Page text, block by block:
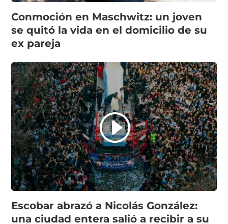
Conmoción en Maschwitz: un joven
se quitó la vida en el domicilio de su
ex pareja
Escobar abrazó a Nicolás González:
una ciudad entera salió a recibir a su